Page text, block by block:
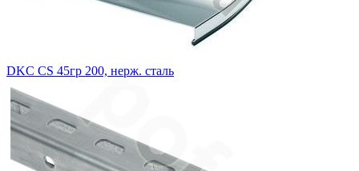
DKC CS 45гр 200, нерж. сталь